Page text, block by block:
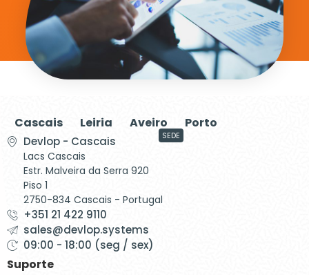
Cascais Leiria Aveiro Porto
Devlop - Cascais
Lacs Cascais
Estr. Malveira da Serra 920
Piso 1
2750-834 Cascais - Portugal
SEDE
+351 21 422 9110
sales@devlop.systems
09:00 - 18:00 (seg / sex)
Suporte